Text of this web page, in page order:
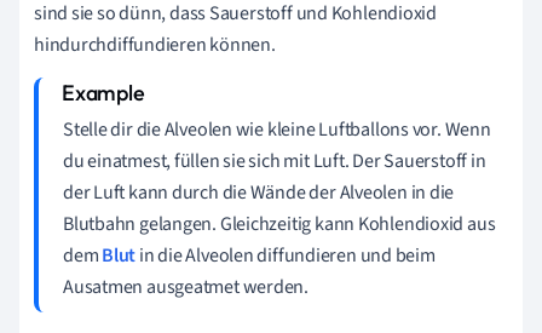
sind sie so dünn, dass Sauerstoff und Kohlendioxid
hindurchdiffundieren können.
Stelle dir die Alveolen wie kleine Luftballons vor. Wenn
du einatmest, füllen sie sich mit Luft. Der Sauerstoff in
der Luft kann durch die Wände der Alveolen in die
Blutbahn gelangen. Gleichzeitig kann Kohlendioxid aus
demBlutin die Alveolen diffundieren und beim
Ausatmen ausgeatmet werden.